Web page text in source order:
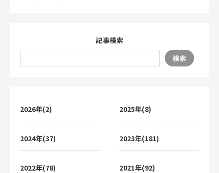
記事検索
検索
2026年(2) 2025年(8)
2024年(37) 2023年(181)
2022年(78) 2021年(92)